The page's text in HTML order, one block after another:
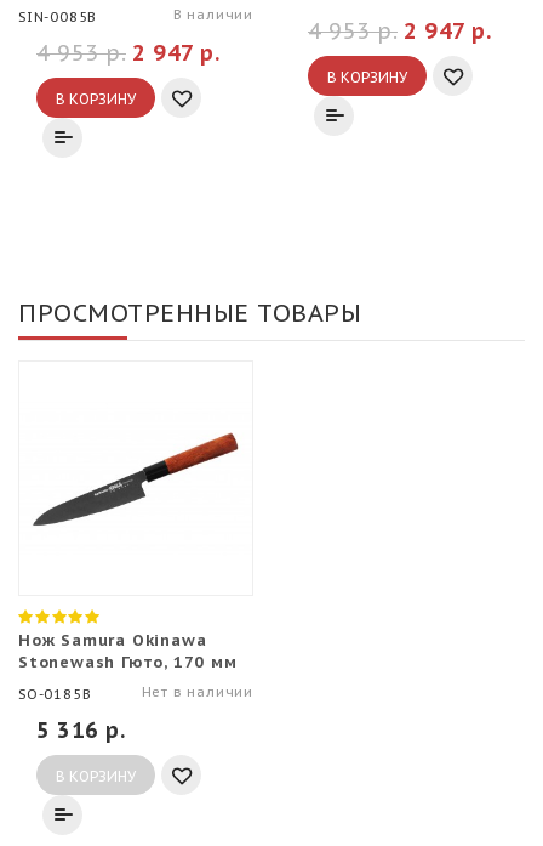
SIN-0085B В наличии
2 947 р.
4 953 р.
В КОРЗИНУ
2 947 р.
4 953 р.
В КОРЗИНУ
ПРОСМОТРЕННЫЕ ТОВАРЫ
Нож Samura Okinawa
Stonewash Гюто, 170 мм
SO-0185B Нет в наличии
5 316 р.
В КОРЗИНУ